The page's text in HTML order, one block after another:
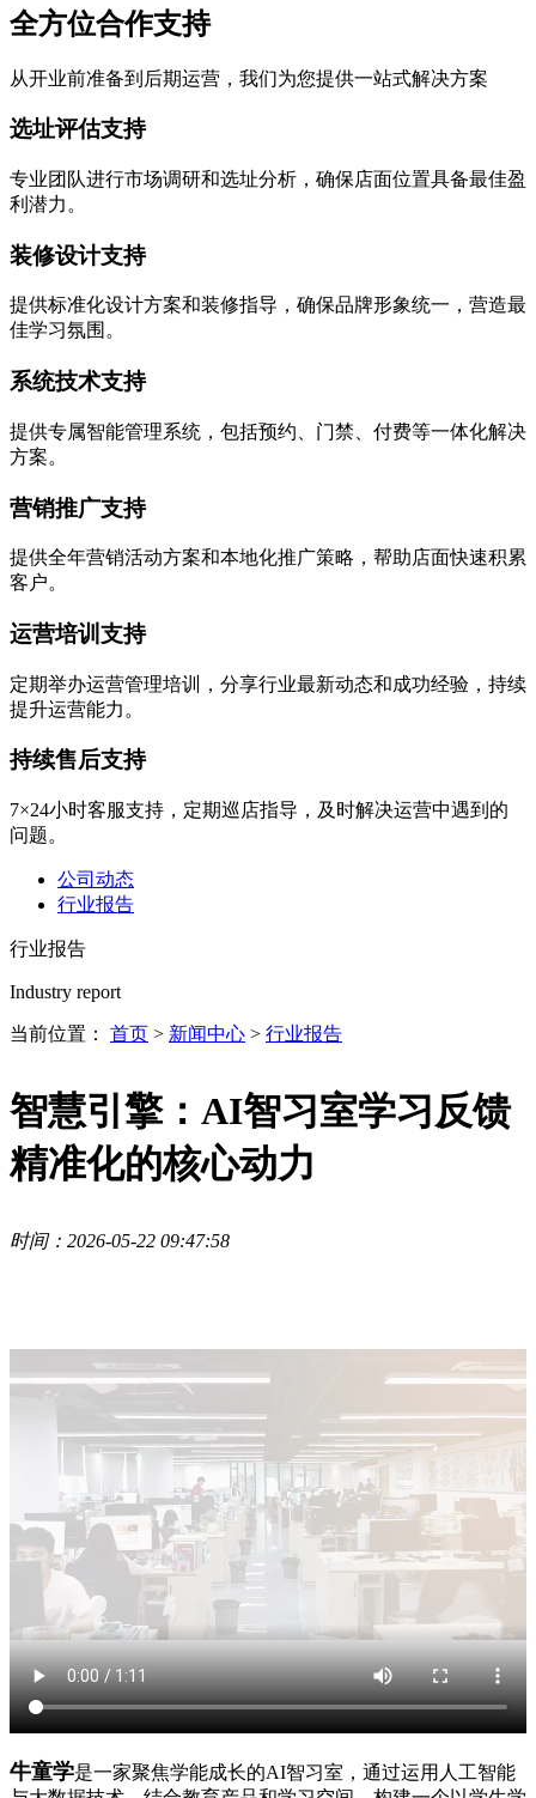
全方位合作支持
从开业前准备到后期运营，我们为您提供一站式解决方案
选址评估支持
专业团队进行市场调研和选址分析，确保店面位置具备最佳盈
利潜力。
装修设计支持
提供标准化设计方案和装修指导，确保品牌形象统一，营造最
佳学习氛围。
系统技术支持
提供专属智能管理系统，包括预约、门禁、付费等一体化解决
方案。
营销推广支持
提供全年营销活动方案和本地化推广策略，帮助店面快速积累
客户。
运营培训支持
定期举办运营管理培训，分享行业最新动态和成功经验，持续
提升运营能力。
持续售后支持
7×24小时客服支持，定期巡店指导，及时解决运营中遇到的
问题。
公司动态
行业报告
行业报告
Industry report
当前位置： 首页 > 新闻中心 > 行业报告
智慧引擎：AI智习室学习反馈
精准化的核心动力
时间：2026-05-22 09:47:58
牛童学是一家聚焦学能成长的AI智习室，通过运用人工智能